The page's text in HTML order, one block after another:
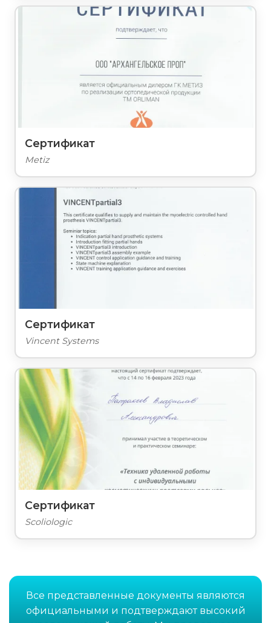
Сертификат
Metiz
Сертификат
Vincent Systems
Сертификат
Scoliologic
Все представленные документы являются
официальными и подтверждают высокий